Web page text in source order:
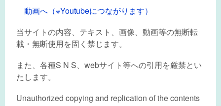
動画へ（※Youtubeにつながります）
当サイトの内容、テキスト、画像、動画等の無断転
載・無断使用を固く禁じます。
また、各種S N S、webサイト等への引用を厳禁とい
たします。
Unauthorized copying and replication of the contents